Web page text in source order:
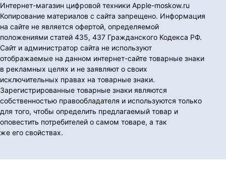
Интернет-магазин цифровой техники Apple-moskow.ru
Копирование материалов с сайта запрещено. Информация
на сайте не является офертой, определяемой
положениями статей 435, 437 Гражданского Кодекса РФ.
Сайт и администратор сайта не используют
отображаемые на данном интернет-сайте товарные знаки
в рекламных целях и не заявляют о своих
исключительных правах на товарные знаки.
Зарегистрированные товарные знаки являются
собственностью правообладателя и используются только
для того, чтобы определить предлагаемый товар и
оповестить потребителей о самом товаре, а так
же его свойствах.